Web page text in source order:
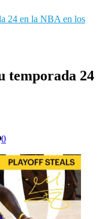
24 en la NBA en los
temporada 24
0